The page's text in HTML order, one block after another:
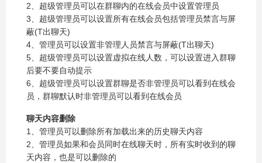
2、超级管理员可以在群聊内的在线会员中设置管理员
3、超级管理员可以设置所有在线会员包括管理员禁言与屏
蔽(T出聊天)
4、管理员可以设置非管理人员禁言与屏蔽(T出聊天)
5、超级管理员可以设置虚拟在线人数，可以设置进入群聊
后要不要自动提示
6、超级管理员可以设置群聊是否非管理员可以看到在线会
员，群聊默认时非管理员可以看到在线会员
聊天内容删除
1、管理员可以删除所有加载出来的历史聊天内容
2、管理员如果和会员同时在线聊天时，所有实时收到的聊
天内容，也是可以删除的